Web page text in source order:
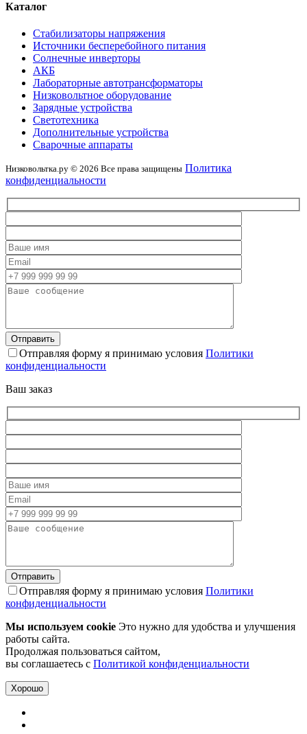
Каталог
Стабилизаторы напряжения
Источники бесперебойного питания
Солнечные инверторы
АКБ
Лабораторные автотрансформаторы
Низковольтное оборудование
Зарядные устройства
Светотехника
Дополнительные устройства
Сварочные аппараты
Низковольтка.ру © 2026 Все права защищены Политика
конфиденциальности
Отправляя форму я принимаю условия Политики
конфиденциальности
Ваш заказ
Отправляя форму я принимаю условия Политики
конфиденциальности
Мы используем cookie Это нужно для удобства и улучшения
работы сайта.
Продолжая пользоваться сайтом,
вы соглашаетесь с Политикой конфиденциальности
Хорошо